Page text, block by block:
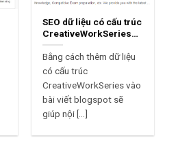
SEO dữ liệu có cấu trúc
CreativeWorkSeries
cho Blogspot
Bằng cách thêm dữ liệu
có cấu trúc
CreativeWorkSeries vào
bài viết blogspot sẽ
giúp nội [...]